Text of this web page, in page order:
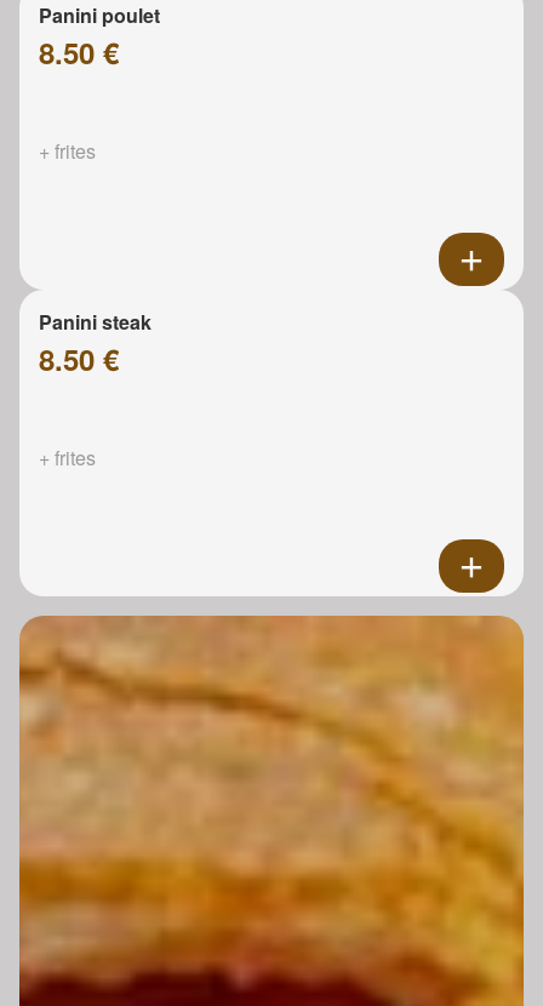
Panini poulet
8.50 €
+ frites
Panini steak
8.50 €
+ frites